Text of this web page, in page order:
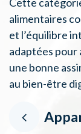
alimentaires
et l’équilibre
adaptées pour
une bonne
au bien-être